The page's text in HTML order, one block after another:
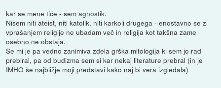
kar se mene tiče - sem agnostik.
Nisem niti ateist, niti katolik, niti karkoli drugega - enostavno se z
vprašanjem religije ne ubadam več in religija kot takšna zame
osebno ne obstaja.
Se mi je pa vedno zanimiva zdela grška mitologija ki sem jo rad
prebiral, pa od budizma sem si kar nekaj literature prebral (in je
IMHO še najbližje moji predstavi kako naj bi vera izgledala)